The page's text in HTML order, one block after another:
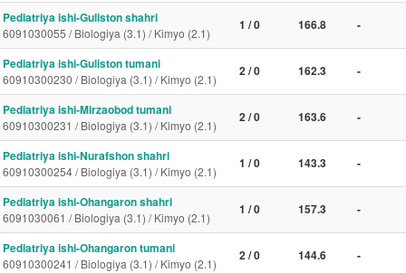
Pediatriya ishi-Guliston shahri
6091030055 / Biologiya (3.1) / Kimyo (2.1)
1 / 0 166.8 -
Pediatriya ishi-Guliston tumani
60910300230 / Biologiya (3.1) / Kimyo (2.1)
2 / 0 162.3 -
Pediatriya ishi-Mirzaobod tumani
60910300231 / Biologiya (3.1) / Kimyo (2.1)
2 / 0 163.6 -
Pediatriya ishi-Nurafshon shahri
60910300254 / Biologiya (3.1) / Kimyo (2.1)
1 / 0 143.3 -
Pediatriya ishi-Ohangaron shahri
6091030061 / Biologiya (3.1) / Kimyo (2.1)
1 / 0 157.3 -
Pediatriya ishi-Ohangaron tumani
60910300241 / Biologiya (3.1) / Kimyo (2.1)
2 / 0 144.6 -